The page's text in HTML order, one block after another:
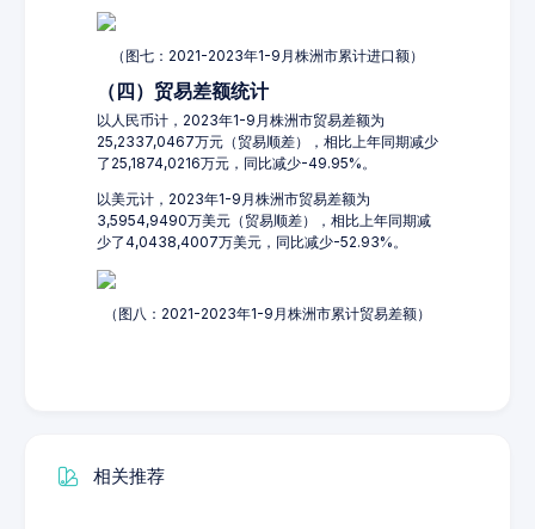
（图七：2021-2023年1-9月株洲市累计进口额）
（四）贸易差额统计
以人民币计，2023年1-9月株洲市贸易差额为
25,2337,0467万元（贸易顺差），相比上年同期减少
了25,1874,0216万元，同比减少-49.95%。
以美元计，2023年1-9月株洲市贸易差额为
3,5954,9490万美元（贸易顺差），相比上年同期减
少了4,0438,4007万美元，同比减少-52.93%。
（图八：2021-2023年1-9月株洲市累计贸易差额）
相关推荐